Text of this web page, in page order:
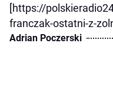
[https://
franczak-ostatni-z-
Adrian Poczerski